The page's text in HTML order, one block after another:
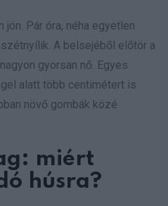
Pár óra, néha egyetlen
A belsejéből előtör a
gyorsan nő. Egyes
alatt több centimétert is
növő gombák közé
miért
húsra?